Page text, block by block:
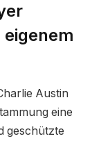
Austin
eine
geschützte